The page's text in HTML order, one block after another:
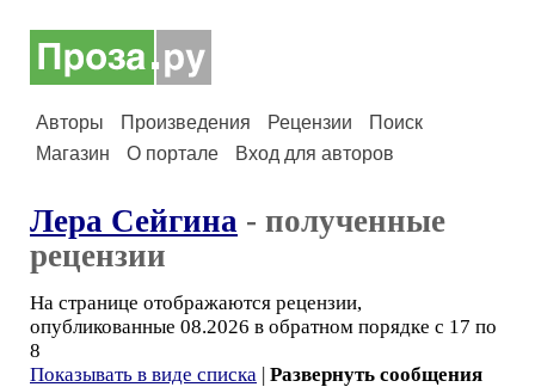
Авторы Произведения Рецензии
Поиск
Магазин
О портале Вход для авторов
Лера Сейгина - полученные
рецензии
На странице отображаются рецензии,
опубликованные 08.2026 в обратном порядке с 17 по
8
Показывать в виде списка | Развернуть сообщения